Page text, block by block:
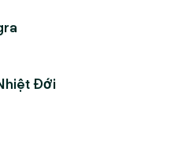
Đới